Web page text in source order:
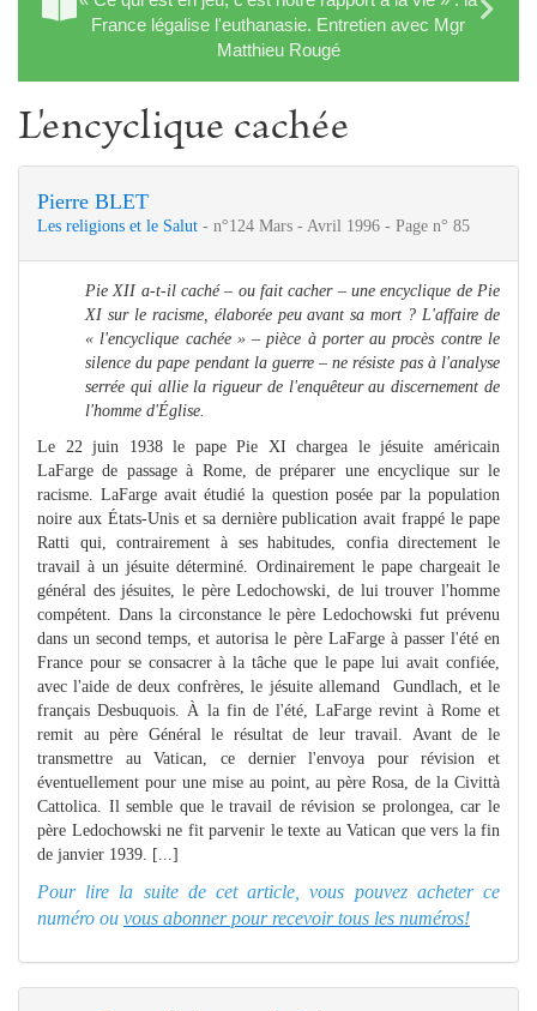
France légalise l'euthanasie. Entretien avec Mgr
Matthieu Rougé
L'encyclique cachée
Pierre BLET
Les religions et le Salut - n°124 Mars - Avril 1996 - Page n° 85
Pie XII a-t-il caché – ou fait cacher – une encyclique de Pie
XI sur le racisme, élaborée peu avant sa mort ? L'affaire de
« l'encyclique cachée » – pièce à porter au procès contre le
silence du pape pendant la guerre – ne résiste pas à l'analyse
serrée qui allie la rigueur de l'enquêteur au discernement de
l'homme d'Église.
Le 22 juin 1938 le pape Pie XI chargea le jésuite américain
LaFarge de passage à Rome, de préparer une encyclique sur le
racisme. LaFarge avait étudié la question posée par la population
noire aux États-Unis et sa dernière publication avait frappé le pape
Ratti qui, contrairement à ses habitudes, confia directement le
travail à un jésuite déterminé. Ordinairement le pape chargeait le
général des jésuites, le père Ledochowski, de lui trouver l'homme
compétent. Dans la circonstance le père Ledochowski fut prévenu
dans un second temps, et autorisa le père LaFarge à passer l'été en
France pour se consacrer à la tâche que le pape lui avait confiée,
avec l'aide de deux confrères, le jésuite allemand Gundlach, et le
français Desbuquois. À la fin de l'été, LaFarge revint à Rome et
remit au père Général le résultat de leur travail. Avant de le
transmettre au Vatican, ce dernier l'envoya pour révision et
éventuellement pour une mise au point, au père Rosa, de la Civittà
Cattolica. Il semble que le travail de révision se prolongea, car le
père Ledochowski ne fit parvenir le texte au Vatican que vers la fin
de janvier 1939. [...]
Pour lire la suite de cet article, vous pouvez acheter ce
numéro ou vous abonner pour recevoir tous les numéros!